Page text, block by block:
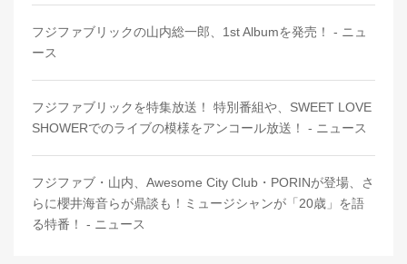
フジファブリックの山内総一郎、1st Albumを発売！ - ニュ
ース
フジファブリックを特集放送！ 特別番組や、SWEET LOVE
SHOWERでのライブの模様をアンコール放送！ - ニュース
フジファブ・山内、Awesome City Club・PORINが登場、さ
らに櫻井海音らが鼎談も！ミュージシャンが「20歳」を語
る特番！ - ニュース